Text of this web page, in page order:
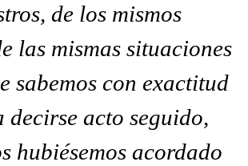
de los mismos
las mismas situaciones
sabemos con exactitud
decirse acto seguido,
hubiésemos acordado